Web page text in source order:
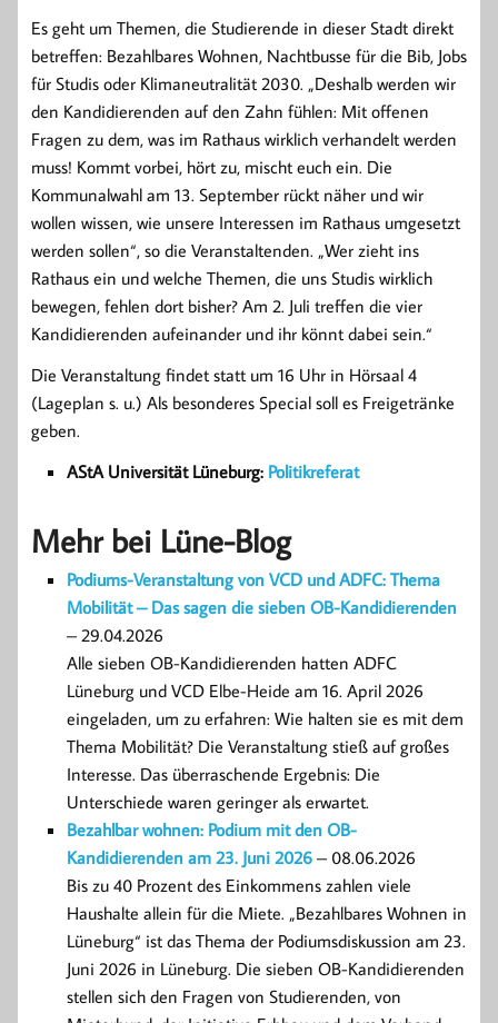
Es geht um Themen, die Studierende in dieser Stadt direkt
betreffen: Bezahlbares Wohnen, Nachtbusse für die Bib, Jobs
für Studis oder Klimaneutralität 2030. „Deshalb werden wir
den Kandidierenden auf den Zahn fühlen: Mit offenen
Fragen zu dem, was im Rathaus wirklich verhandelt werden
muss! Kommt vorbei, hört zu, mischt euch ein. Die
Kommunalwahl am 13. September rückt näher und wir
wollen wissen, wie unsere Interessen im Rathaus umgesetzt
werden sollen“, so die Veranstaltenden. „Wer zieht ins
Rathaus ein und welche Themen, die uns Studis wirklich
bewegen, fehlen dort bisher? Am 2. Juli treffen die vier
Kandidierenden aufeinander und ihr könnt dabei sein.“
Die Veranstaltung findet statt um 16 Uhr in Hörsaal 4
(Lageplan s. u.) Als besonderes Special soll es Freigetränke
geben.
AStA Universität Lüneburg: Politikreferat
Mehr bei Lüne-Blog
Podiums-Veranstaltung von VCD und ADFC: Thema
Mobilität – Das sagen die sieben OB-Kandidierenden
– 29.04.2026
Alle sieben OB-Kandidierenden hatten ADFC
Lüneburg und VCD Elbe-Heide am 16. April 2026
eingeladen, um zu erfahren: Wie halten sie es mit dem
Thema Mobilität? Die Veranstaltung stieß auf großes
Interesse. Das überraschende Ergebnis: Die
Unterschiede waren geringer als erwartet.
Bezahlbar wohnen: Podium mit den OB-
Kandidierenden am 23. Juni 2026 – 08.06.2026
Bis zu 40 Prozent des Einkommens zahlen viele
Haushalte allein für die Miete. „Bezahlbares Wohnen in
Lüneburg“ ist das Thema der Podiumsdiskussion am 23.
Juni 2026 in Lüneburg. Die sieben OB-Kandidierenden
stellen sich den Fragen von Studierenden, von